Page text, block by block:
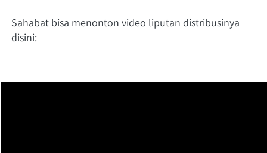
Sahabat bisa menonton video liputan distribusinya
disini: